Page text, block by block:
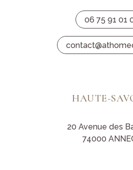
06 75 91 01
HAUTE-
20 Avenue des
74000